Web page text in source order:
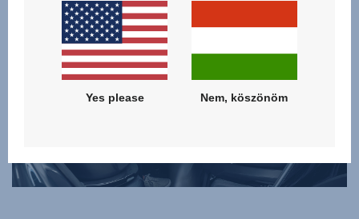
Yes please Nem, köszönöm